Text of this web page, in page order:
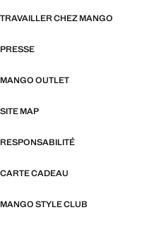
TRAVAILLER CHEZ MANGO
PRESSE
MANGO OUTLET
SITE MAP
RESPONSABILITÉ
CARTE CADEAU
MANGO STYLE CLUB